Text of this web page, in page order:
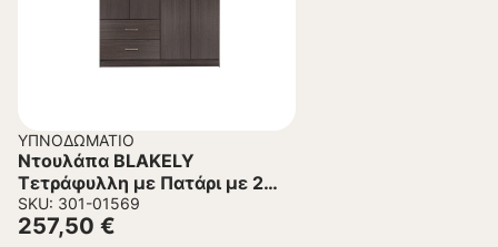
ΥΠΝΟΔΩΜΆΤΙΟ
Ντουλάπα BLAKELY
Τετράφυλλη με Πατάρι με 2
Συρτάρια Zebrano
120×42,5×241Υ εκ.
SKU: 301-01569
257,50 €